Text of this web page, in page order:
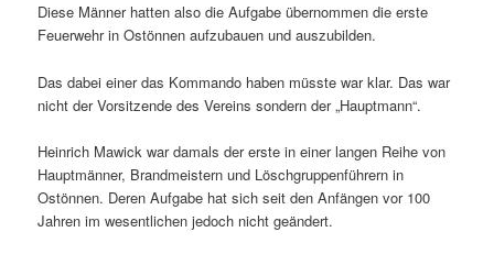
Diese Männer hatten also die Aufgabe übernommen die erste
Feuerwehr in Ostönnen aufzubauen und auszubilden.
Das dabei einer das Kommando haben müsste war klar. Das war
nicht der Vorsitzende des Vereins sondern der „Hauptmann“.
Heinrich Mawick war damals der erste in einer langen Reihe von
Hauptmänner, Brandmeistern und Löschgruppenführern in
Ostönnen. Deren Aufgabe hat sich seit den Anfängen vor 100
Jahren im wesentlichen jedoch nicht geändert.